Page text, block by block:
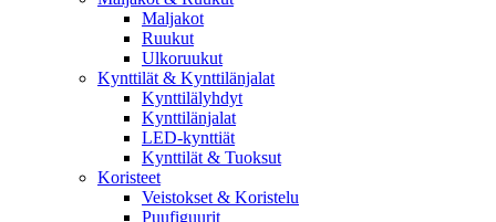
Maljakot
Ruukut
Ulkoruukut
Kynttilät & Kynttilänjalat
Kynttilälyhdyt
Kynttilänjalat
LED-kynttiät
Kynttilät & Tuoksut
Koristeet
Veistokset & Koristelu
Puufiguurit